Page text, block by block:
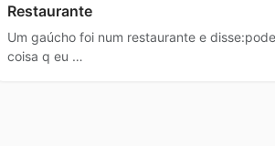
Restaurante
Um gaúcho foi num restaurante e
coisa q eu …